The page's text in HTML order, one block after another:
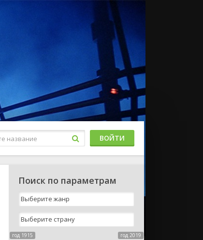
ВОЙТИ
Поиск по параметрам
год 1915 год 2019